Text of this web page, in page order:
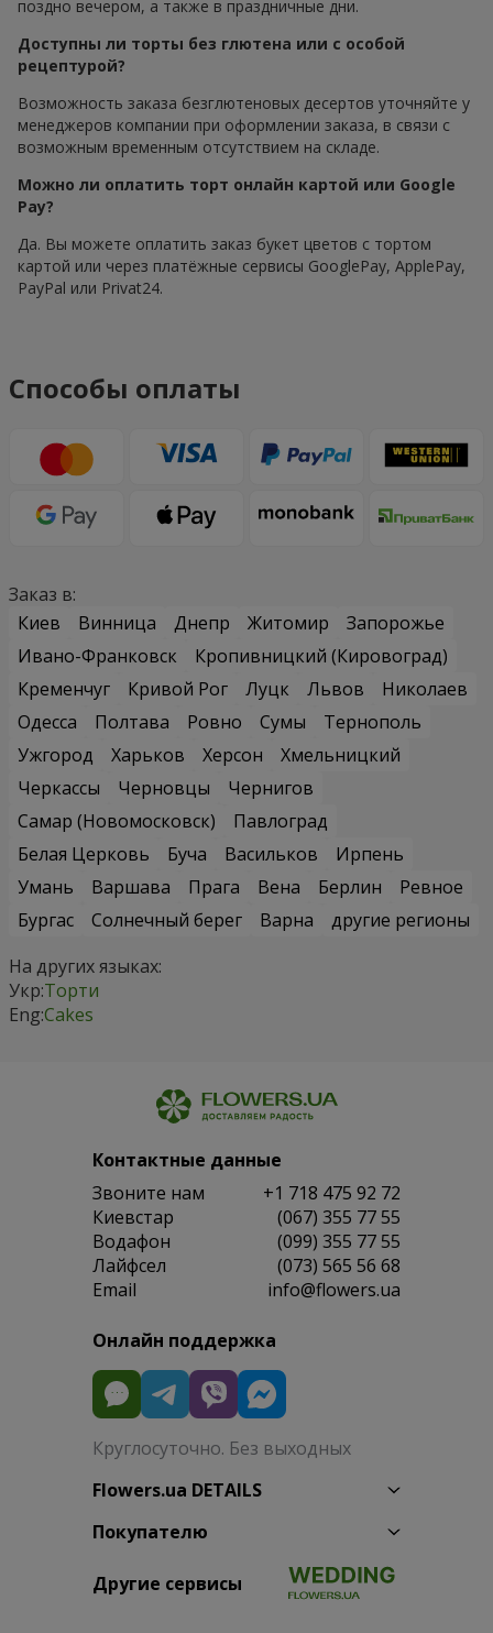
поздно вечером, а также в праздничные дни.
Доступны ли торты без глютена или с особой
рецептурой?
Возможность заказа безглютеновых десертов уточняйте у
менеджеров компании при оформлении заказа, в связи с
возможным временным отсутствием на складе.
Можно ли оплатить торт онлайн картой или Google
Pay?
Да. Вы можете оплатить заказ букет цветов с тортом
картой или через платёжные сервисы GooglePay, ApplePay,
PayPal или Privat24.
Способы оплаты
Заказ в:
Киев
Винница Днепр Житомир
Запорожье
Ивано-Франковск
Кропивницкий (Кировоград)
Кременчуг
Кривой Рог Луцк Львов
Николаев
Одесса
Полтава Ровно Сумы
Тернополь
Ужгород
Харьков Херсон
Хмельницкий
Черкассы
Черновцы
Чернигов
Самар (Новомосковск)
Павлоград
Белая Церковь
Буча Васильков
Ирпень
Умань
Варшава Прага Вена Берлин
Ревное
Бургас
Солнечный берег Варна
другие регионы
На других языках:
Укр:Торти
Eng:Cakes
Контактные данные
Звоните нам
+1 718 475 92 72
Киевстар
(067) 355 77 55
Водафон
(099) 355 77 55
Лайфсел
(073) 565 56 68
Email
info@flowers.ua
Онлайн поддержка
Круглосуточно. Без выходных
Flowers.ua DETAILS
Покупателю
Другие сервисы